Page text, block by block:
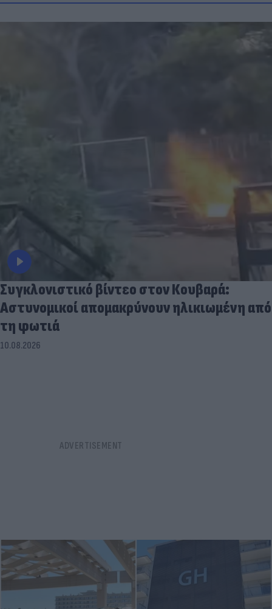
Συγκλονιστικό βίντεο στον Κουβαρά:
Αστυνομικοί απομακρύνουν ηλικιωμένη από
τη φωτιά
10.08.2026